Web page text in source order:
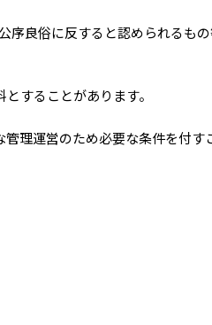
良俗に反すると認められるも
することがあります。
理運営のため必要な条件を付す